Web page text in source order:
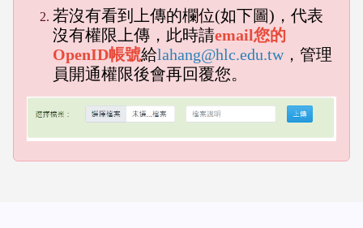
若沒有看到上傳的欄位(如下圖)，代表
沒有權限上傳，此時請email您的
OpenID帳號給lahang@hlc.edu.tw，管理
員開通權限後會再回覆您。
empty head